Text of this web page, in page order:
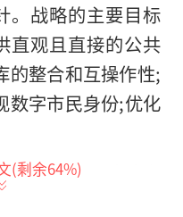
。战略的主要目标
直观且直接的公共
的整合和互操作性;
数字市民身份;优化
电信法案。该法案
(剩余64%)